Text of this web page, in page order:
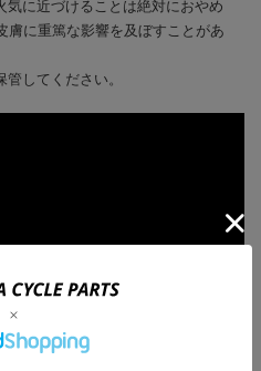
に近づけることは絶対におやめ
膚に重篤な影響を及ぼすことがあ
してください。